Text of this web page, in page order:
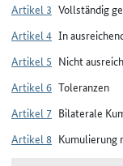
Artikel 3 Vollständig
Artikel 4 In
Artikel 5 Nicht
Artikel 6 Toleranzen
Artikel 7 Bilaterale
Artikel 8 Kumulierung